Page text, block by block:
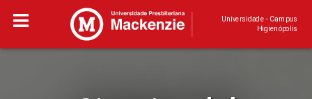
Universidade - Campus
Higienópolis